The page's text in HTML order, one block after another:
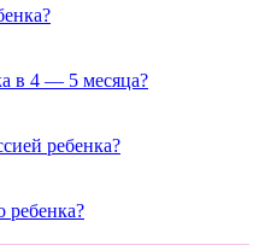
в 4 — 5 месяца?
ребенка?
ребенка?